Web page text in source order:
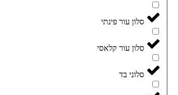
סלון עור פינתי
סלון עור קלאסי
סלוני בד